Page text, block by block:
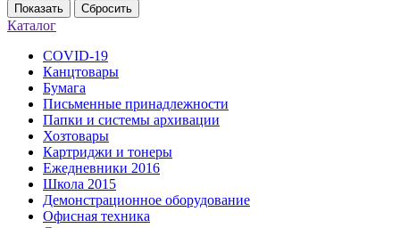
Показать Сбросить
Каталог
COVID-19
Канцтовары
Бумага
Письменные принадлежности
Папки и системы архивации
Хозтовары
Картриджи и тонеры
Ежедневники 2016
Школа 2015
Демонстрационное оборудование
Офисная техника